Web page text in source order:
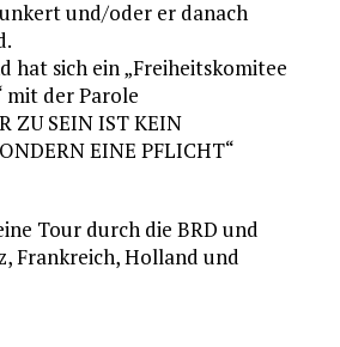
und/oder er danach
hat sich ein „Freiheitskomitee
mit der Parole
ZU SEIN IST KEIN
EINE PFLICHT“
Tour durch die BRD und
Frankreich, Holland und